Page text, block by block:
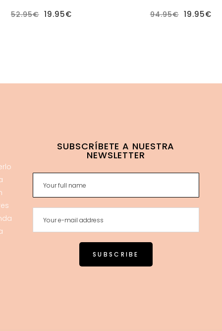
52.95€ El
precio
19.95€El 94.95€ El
precio
19.95€El
SUBSCRÍBETE A NUESTRA
NEWSLETTER